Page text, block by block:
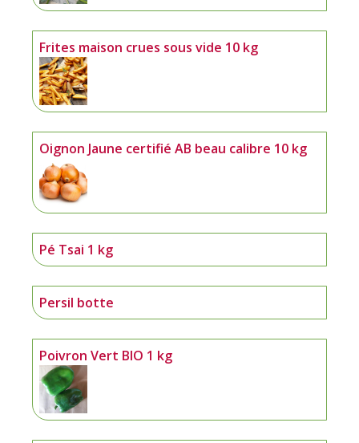
Frites maison crues sous vide 10 kg
Oignon Jaune certifié AB beau calibre 10 kg
Pé Tsai 1 kg
Persil botte
Poivron Vert BIO 1 kg